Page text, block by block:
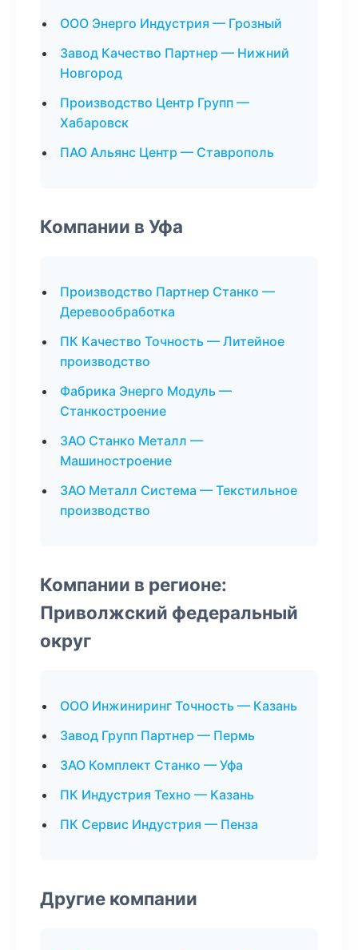
ООО Энерго Индустрия — Грозный
Завод Качество Партнер — Нижний
Новгород
Производство Центр Групп —
Хабаровск
ПАО Альянс Центр — Ставрополь
Компании в Уфа
Производство Партнер Станко —
Деревообработка
ПК Качество Точность — Литейное
производство
Фабрика Энерго Модуль —
Станкостроение
ЗАО Станко Металл —
Машиностроение
ЗАО Металл Система — Текстильное
производство
Компании в регионе:
Приволжский федеральный
округ
ООО Инжиниринг Точность — Казань
Завод Групп Партнер — Пермь
ЗАО Комплект Станко — Уфа
ПК Индустрия Техно — Казань
ПК Сервис Индустрия — Пенза
Другие компании